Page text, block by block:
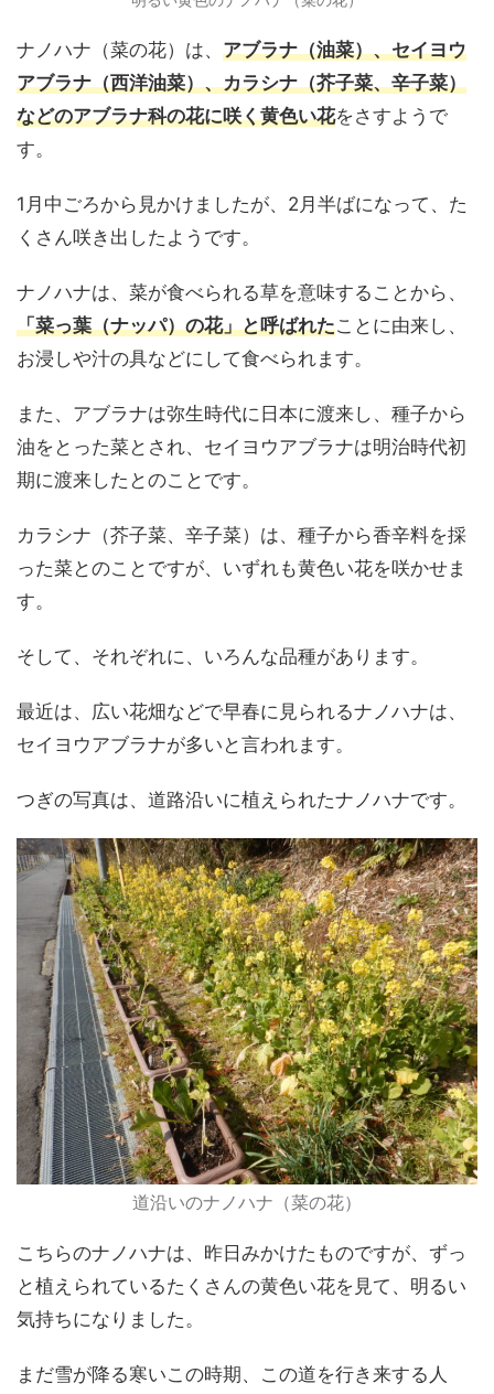
ナノハナ（菜の花）は、 アブラナ（油菜）、セイヨウ
アブラナ（西洋油菜）、カラシナ（芥子菜、辛子菜）
などのアブラナ科の花に咲く黄色い花をさすようで
す。
1月中ごろから見かけましたが、2月半ばになって、た
くさん咲き出したようです。
ナノハナは、菜が食べられる草を意味することから、
「菜っ葉（ナッパ）の花」と呼ばれたことに由来し、
お浸しや汁の具などにして食べられます。
また、アブラナは弥生時代に日本に渡来し、種子から
油をとった菜とされ、セイヨウアブラナは明治時代初
期に渡来したとのことです。
カラシナ（芥子菜、辛子菜）は、種子から香辛料を採
った菜とのことですが、いずれも黄色い花を咲かせま
す。
そして、それぞれに、いろんな品種があります。
最近は、広い花畑などで早春に見られるナノハナは、
セイヨウアブラナが多いと言われます。
つぎの写真は、道路沿いに植えられたナノハナです。
道沿いのナノハナ（菜の花）
こちらのナノハナは、昨日みかけたものですが、ずっ
と植えられているたくさんの黄色い花を見て、明るい
気持ちになりました。
まだ雪が降る寒いこの時期、この道を行き来する人